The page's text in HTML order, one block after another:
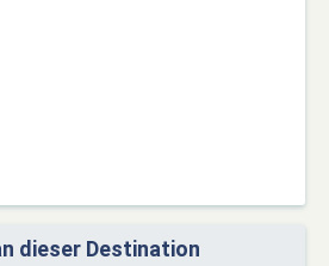
dieser Destination